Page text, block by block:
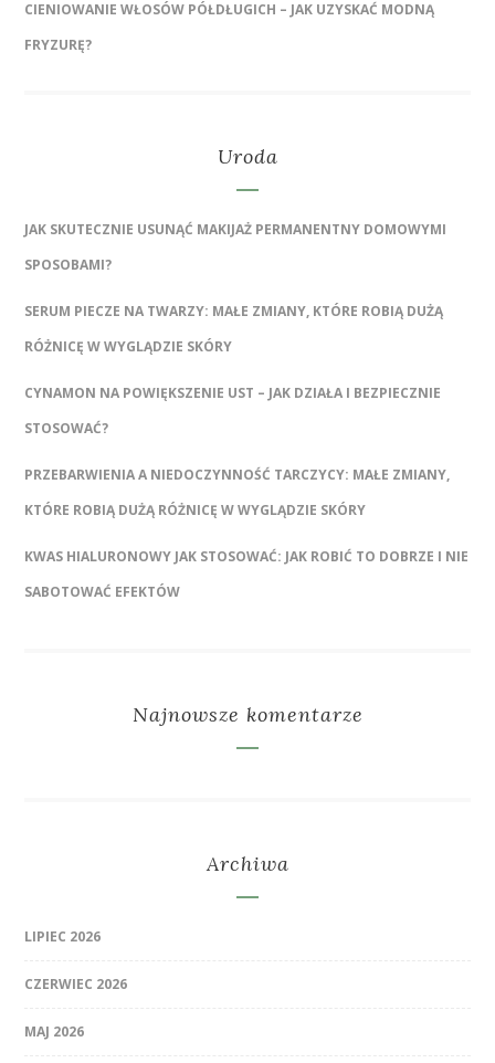
CIENIOWANIE WŁOSÓW PÓŁDŁUGICH – JAK UZYSKAĆ MODNĄ
FRYZURĘ?
Uroda
JAK SKUTECZNIE USUNĄĆ MAKIJAŻ PERMANENTNY DOMOWYMI
SPOSOBAMI?
SERUM PIECZE NA TWARZY: MAŁE ZMIANY, KTÓRE ROBIĄ DUŻĄ
RÓŻNICĘ W WYGLĄDZIE SKÓRY
CYNAMON NA POWIĘKSZENIE UST – JAK DZIAŁA I BEZPIECZNIE
STOSOWAĆ?
PRZEBARWIENIA A NIEDOCZYNNOŚĆ TARCZYCY: MAŁE ZMIANY,
KTÓRE ROBIĄ DUŻĄ RÓŻNICĘ W WYGLĄDZIE SKÓRY
KWAS HIALURONOWY JAK STOSOWAĆ: JAK ROBIĆ TO DOBRZE I NIE
SABOTOWAĆ EFEKTÓW
Najnowsze komentarze
Archiwa
LIPIEC 2026
CZERWIEC 2026
MAJ 2026